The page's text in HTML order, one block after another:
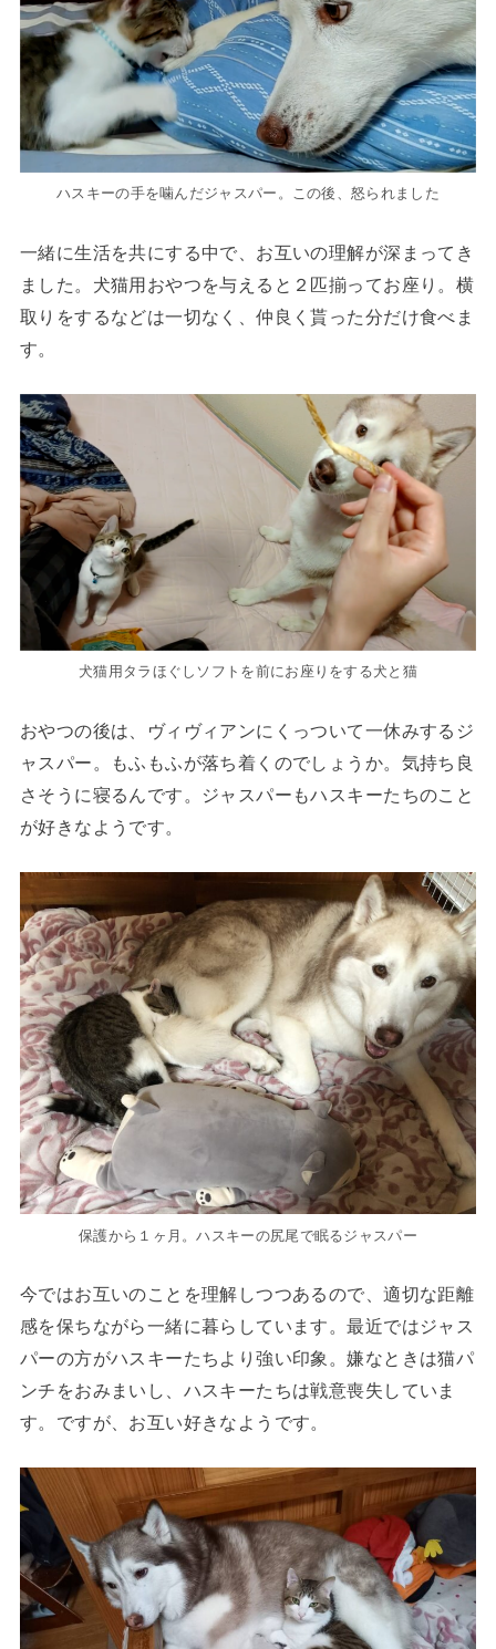
ハスキーの手を噛んだジャスパー。この後、怒られました
一緒に生活を共にする中で、お互いの理解が深まってき
ました。犬猫用おやつを与えると２匹揃ってお座り。横
取りをするなどは一切なく、仲良く貰った分だけ食べま
す。
犬猫用タラほぐしソフトを前にお座りをする犬と猫
おやつの後は、ヴィヴィアンにくっついて一休みするジ
ャスパー。もふもふが落ち着くのでしょうか。気持ち良
さそうに寝るんです。ジャスパーもハスキーたちのこと
が好きなようです。
保護から１ヶ月。ハスキーの尻尾で眠るジャスパー
今ではお互いのことを理解しつつあるので、適切な距離
感を保ちながら一緒に暮らしています。最近ではジャス
パーの方がハスキーたちより強い印象。嫌なときは猫パ
ンチをおみまいし、ハスキーたちは戦意喪失していま
す。ですが、お互い好きなようです。